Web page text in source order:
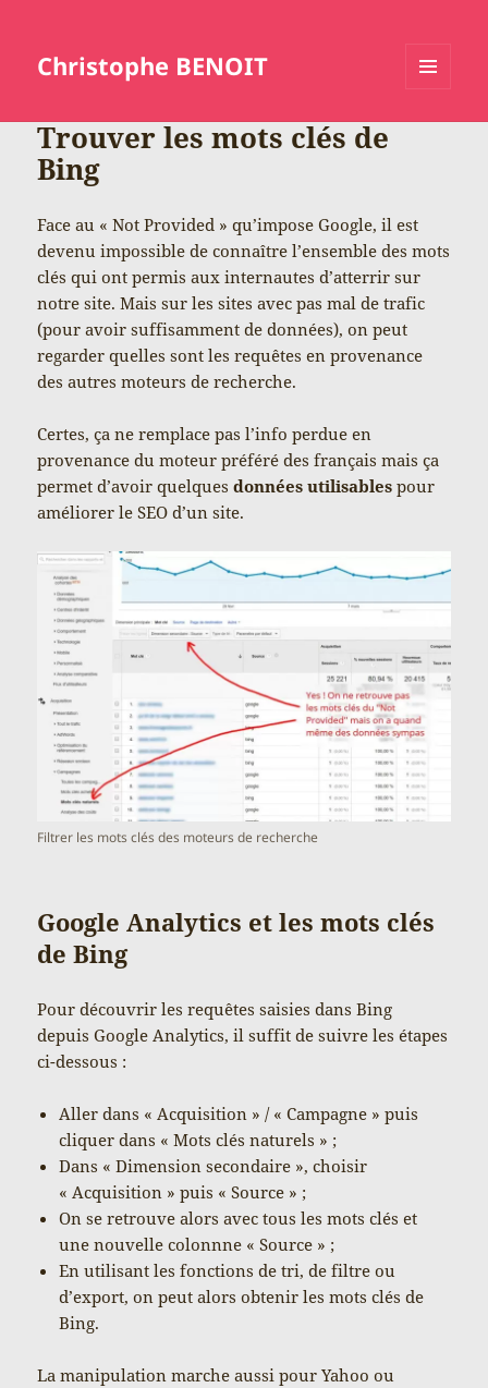
Christophe BENOIT
Trouver les mots clés de
Bing
Face au « Not Provided » qu’impose Google, il est
devenu impossible de connaître l’ensemble des mots
clés qui ont permis aux internautes d’atterrir sur
notre site. Mais sur les sites avec pas mal de trafic
(pour avoir suffisamment de données), on peut
regarder quelles sont les requêtes en provenance
des autres moteurs de recherche.
Certes, ça ne remplace pas l’info perdue en
provenance du moteur préféré des français mais ça
permet d’avoir quelquesdonnées utilisables pour
améliorer le SEO d’un site.
Filtrer les mots clés des moteurs de recherche
Google Analytics et les mots clés
de Bing
Pour découvrir les requêtes saisies dans Bing
depuis Google Analytics, il suffit de suivre les étapes
ci-dessous :
Aller dans « Acquisition » / « Campagne » puis
cliquer dans « Mots clés naturels » ;
Dans « Dimension secondaire », choisir
« Acquisition » puis « Source » ;
On se retrouve alors avec tous les mots clés et
une nouvelle colonnne « Source » ;
En utilisant les fonctions de tri, de filtre ou
d’export, on peut alors obtenir les mots clés de
Bing.
La manipulation marche aussi pour Yahoo ou